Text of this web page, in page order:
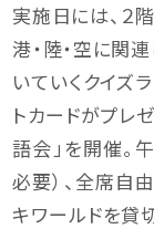
実施日には、２
港・陸・空に関
いていくクイズ
トカードがプレ
語会」を開催。
必要）、全席自
キワールドを貸